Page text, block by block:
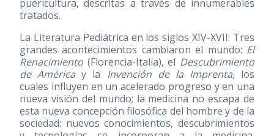
puericultura, descritas a través de innumerables
tratados.
La Literatura Pediátrica en los siglos XIV-XVII: Tres
grandes acontecimientos cambiaron el mundo: El
Renacimiento (Florencia-Italia), el Descubrimiento
de América y la Invención de la Imprenta, los
cuales influyen en un acelerado progreso y en una
nueva visión del mundo; la medicina no escapa de
esta nueva concepción filosófica del hombre y de la
sociedad: nuevos conocimientos, descubrimientos